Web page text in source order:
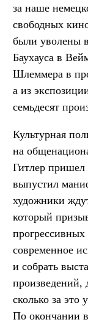
за наше
свободных
были уволены
Баухауса в
Шлеммера в
а из
семьдесят
Культурная
на
Гитлер
выпустил
художники
который
прогрессивных
современное
и собрать
сколько за это
По окончании